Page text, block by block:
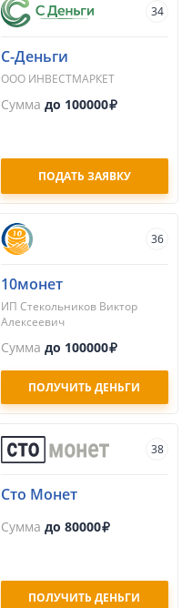
34
С-Деньги
ООО ИНВЕСТМАРКЕТ
Сумма до 100000
ПОДАТЬ ЗАЯВКУ
36
10монет
ИП Стекольников Виктор
Алексеевич
Сумма до 100000
ПОЛУЧИТЬ ДЕНЬГИ
38
Сто Монет
Сумма до 80000
ПОЛУЧИТЬ ДЕНЬГИ